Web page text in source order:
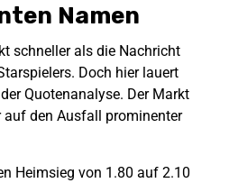
Namen
schneller als die Nachricht
Doch hier lauert
Quotenanalyse. Der Markt
den Ausfall prominenter
Heimsieg von 1.80 auf 2.10